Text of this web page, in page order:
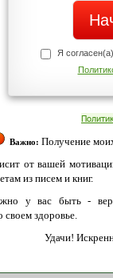
Я
Важно: Получение
от вашей
из писем и книг.
у вас быть -
своем здоровье.
Удачи!